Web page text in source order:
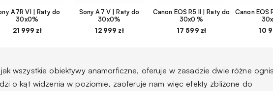
A7R VI | Raty do
30x0%
21 999 zł
Sony A7 V | Raty do
30x0%
12 999 zł
Canon EOS R5 II | Raty do
30x0 %
17 599 zł
Canon EOS
10
wszystkie obiektywy anamorficzne, oferuje w zasadzie dwie różne
o kąt widzenia w poziomie, zaoferuje nam więc efekty zbliżone do